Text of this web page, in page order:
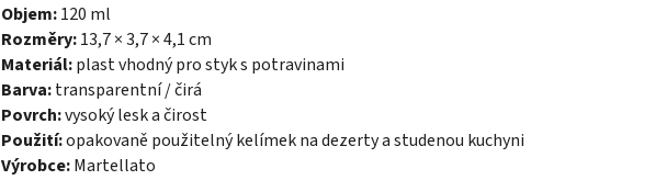
Objem:120 ml
Rozměry:13,7 × 3,7 × 4,1 cm
Materiál:plast vhodný pro styk s potravinami
Barva:transparentní / čirá
Povrch:vysoký lesk a čirost
Použití:opakovaně použitelný kelímek na dezerty a studenou kuchyni
Výrobce:Martellato